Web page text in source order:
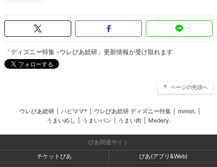
「ディズニー特集 -ウレぴあ総研」更新情報が受け取れます
ページの先頭へ
ウレぴあ総研 ハピママ* ウレぴあ総研 ディズニー特集 mimot.
うまいめし
うまいパン うまい肉 Medery.
ぴあ関連サイト
チケットぴあ
ぴあ(アプリ&Web)